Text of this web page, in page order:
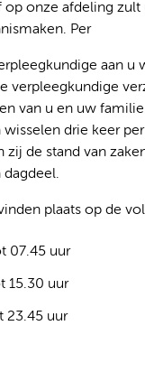
op onze afdeling
Per
aan u
verpleegkundige
van u en uw
drie keer
zij de stand van
dagdeel.
plaats op de
07.45 uur
15.30 uur
23.45 uur